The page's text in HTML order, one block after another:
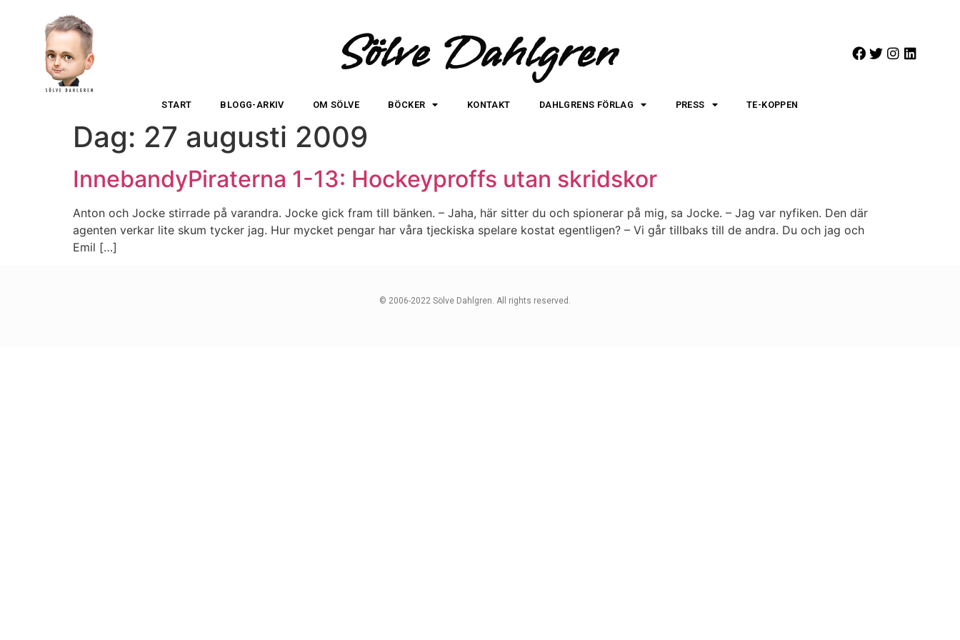
Sölve Dahlgren
START BLOGG-ARKIV OM SÖLVE BÖCKER KONTAKT DAHLGRENS FÖRLAG PRESS TE-KOPPEN
Dag: 27 augusti 2009
InnebandyPiraterna 1-13: Hockeyproffs utan skridskor
Anton och Jocke stirrade på varandra. Jocke gick fram till bänken. – Jaha, här sitter du och spionerar på mig, sa Jocke. – Jag var nyfiken. Den där
agenten verkar lite skum tycker jag. Hur mycket pengar har våra tjeckiska spelare kostat egentligen? – Vi går tillbaks till de andra. Du och jag och
Emil […]
© 2006-2022 Sölve Dahlgren. All rights reserved.